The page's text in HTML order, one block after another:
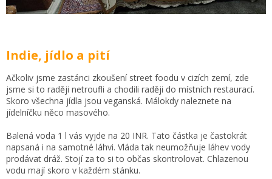
Indie, jídlo a pití
Ačkoliv jsme zastánci zkoušení street foodu v cizích zemí, zde
jsme si to raději netroufli a chodili raději do místních restaurací.
Skoro všechna jídla jsou veganská. Málokdy naleznete na
jídelníčku něco masového.
Balená voda 1 l vás vyjde na 20 INR. Tato částka je častokrát
napsaná i na samotné láhvi. Vláda tak neumožňuje láhev vody
prodávat dráž. Stojí za to si to občas skontrolovat. Chlazenou
vodu mají skoro v každém stánku.